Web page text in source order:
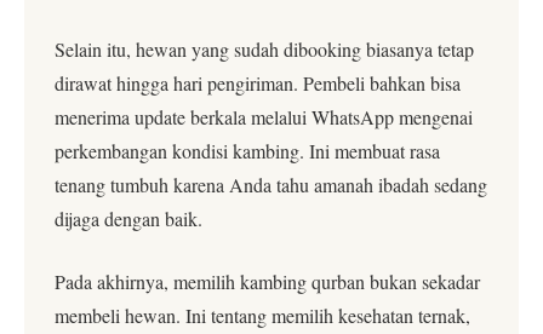
Selain itu, hewan yang sudah dibooking biasanya tetap
dirawat hingga hari pengiriman. Pembeli bahkan bisa
menerima update berkala melalui WhatsApp mengenai
perkembangan kondisi kambing. Ini membuat rasa
tenang tumbuh karena Anda tahu amanah ibadah sedang
dijaga dengan baik.
Pada akhirnya, memilih kambing qurban bukan sekadar
membeli hewan. Ini tentang memilih kesehatan ternak,